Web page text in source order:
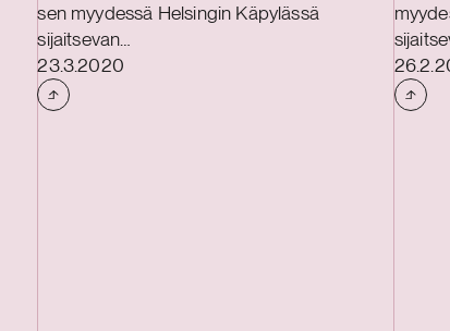
sen myydessä Helsingin Käpylässä
sijaitsevan
monikäyttäjätoimistorakennuksen.
Kohteen vuokrattava pinta-ala on noin
10 000 m 2 , ja se tunnetaan entisenä
Julkaistu
23.3.2020